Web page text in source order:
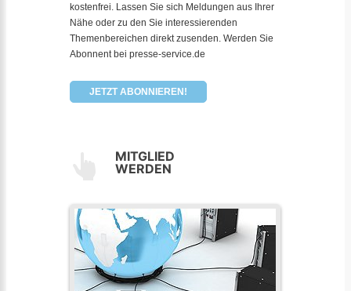
kostenfrei. Lassen Sie sich Meldungen aus Ihrer
Nähe oder zu den Sie interessierenden
Themenbereichen direkt zusenden. Werden Sie
Abonnent bei presse-service.de
JETZT ABONNIEREN!
MITGLIED
WERDEN